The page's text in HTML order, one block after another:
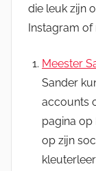
die leuk zijn
Instagram of
Meester
Sander
accounts
pagina op
op zijn